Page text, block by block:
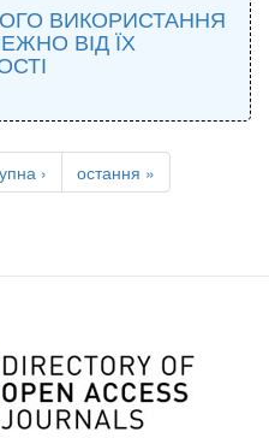
ВИКОРИСТАННЯ
ВІД ЇХ
› остання »